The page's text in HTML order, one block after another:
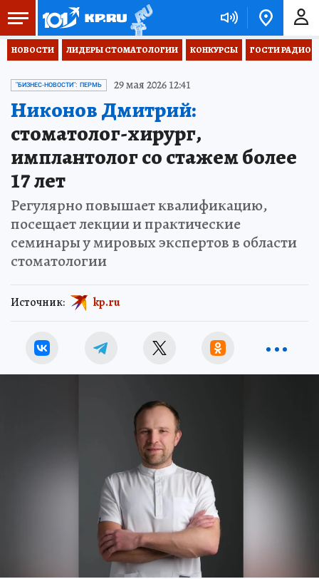
НОВОСТИ ЛИДЕРЫ СТОМАТОЛОГИИ КОНКУРСЫ ГОСТИ РАДИО
"БИЗНЕС-НОВОСТИ": ПЕРМЬ 29 мая 2026 12:41
Никонов Дмитрий:
стоматолог-хирург,
имплантолог со стажем более
17 лет
Регулярно повышает квалификацию,
посещает лекции и практические
семинары у мировых экспертов в области
стоматологии
Источник: kp.ru